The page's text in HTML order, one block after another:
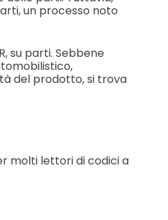
un processo noto
su parti. Sebbene
del prodotto, si trova
molti lettori di codici a